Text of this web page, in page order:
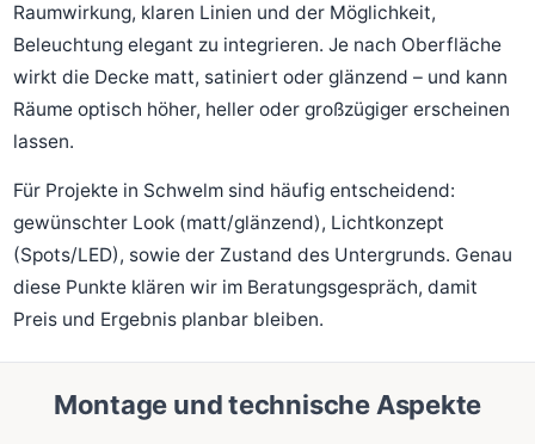
Raumwirkung, klaren Linien und der Möglichkeit,
Beleuchtung elegant zu integrieren. Je nach Oberfläche
wirkt die Decke matt, satiniert oder glänzend – und kann
Räume optisch höher, heller oder großzügiger erscheinen
lassen.
Für Projekte in Schwelm sind häufig entscheidend:
gewünschter Look (matt/glänzend), Lichtkonzept
(Spots/LED), sowie der Zustand des Untergrunds. Genau
diese Punkte klären wir im Beratungsgespräch, damit
Preis und Ergebnis planbar bleiben.
Montage und technische Aspekte